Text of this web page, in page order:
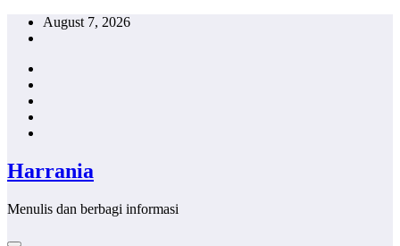
Skip
August 7, 2026
Harrania
Menulis dan berbagi informasi